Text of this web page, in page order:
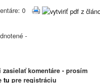
0
-
komentáre - prosím
tu pre registráciu